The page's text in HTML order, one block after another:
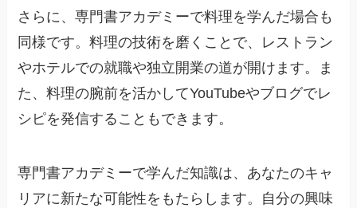
さらに、専門書アカデミーで料理を学んだ場合も
同様です。料理の技術を磨くことで、レストラン
やホテルでの就職や独立開業の道が開けます。ま
た、料理の腕前を活かしてYouTubeやブログでレ
シピを発信することもできます。
専門書アカデミーで学んだ知識は、あなたのキャ
リアに新たな可能性をもたらします。自分の興味